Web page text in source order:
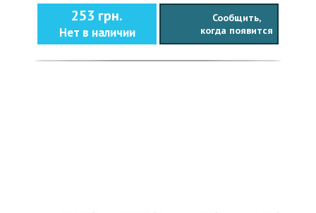
253 грн.
Нет в наличии
Сообщить,
когда появится